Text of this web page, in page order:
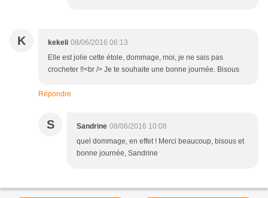
K kekeli 08/06/2016 06:13
Elle est jolie cette étole, dommage, moi, je ne sais pas
crocheter !!<br /> Je te souhaite une bonne journée. Bisous
Répondre
S Sandrine 08/06/2016 10:08
quel dommage, en effet ! Merci beaucoup, bisous et
bonne journée, Sandrine